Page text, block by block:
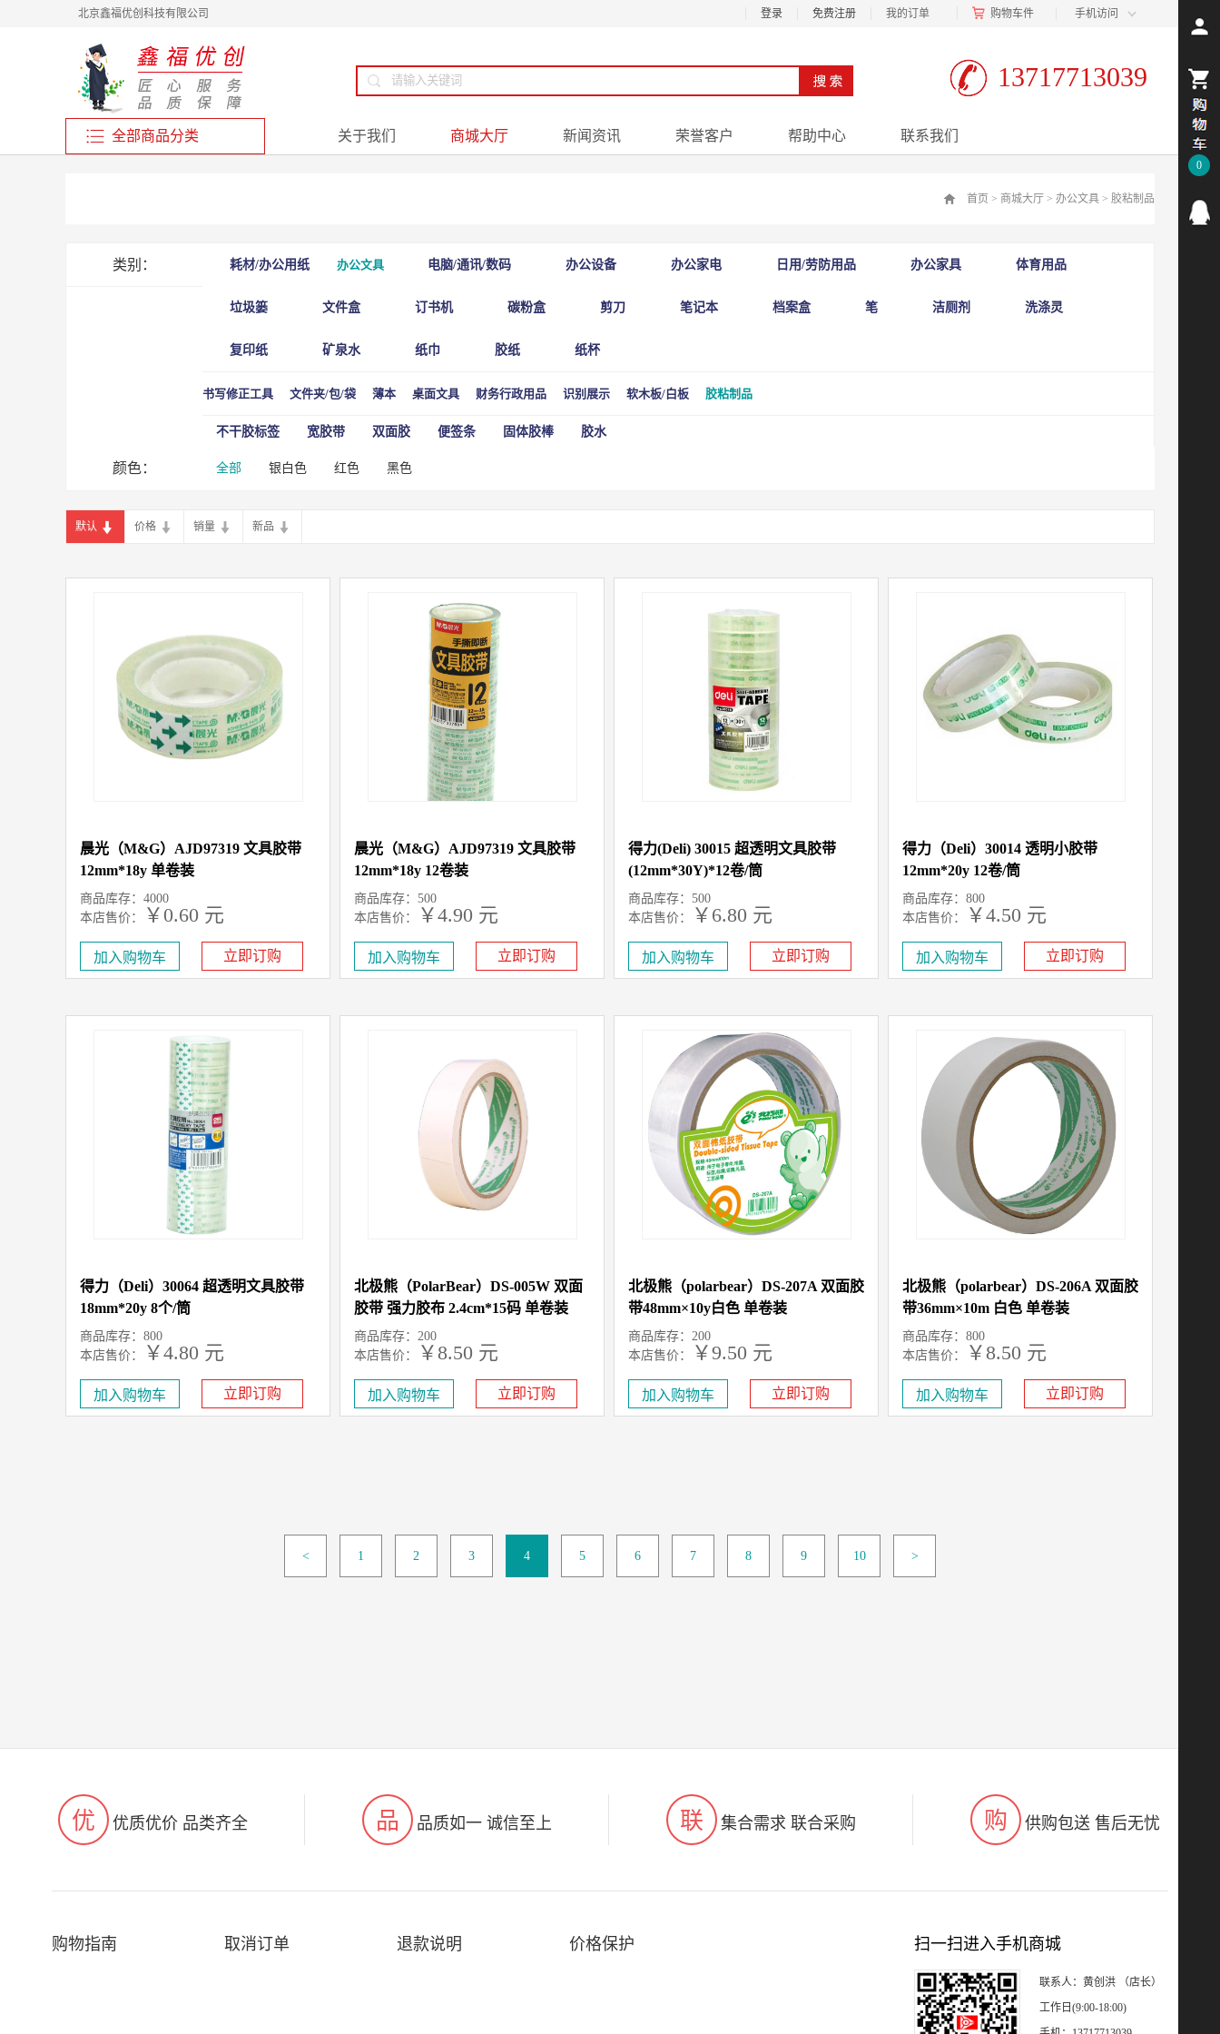
北京鑫福优创科技有限公司 手机访问
购物车件
我的订单
登录 免费注册
13717713039
全部商品分类 关于我们 商城大厅 新闻资讯 荣誉客户 帮助中心 联系我们
首页 > 商城大厅 > 办公文具 > 胶粘制品
类别： 耗材/办公用纸 办公文具
书写修正工具 文件夹/包/袋 薄本 桌面文具 财务行政用品 识别展示 软木板/白板 胶粘制品
不干胶标签 宽胶带 双面胶 便签条 固体胶棒 胶水
电脑/通讯/数码 办公设备 办公家电 日用/劳防用品 办公家具 体育用品
垃圾篓 文件盒 订书机 碳粉盒 剪刀 笔记本 档案盒 笔 洁厕剂 洗涤灵
复印纸 矿泉水 纸巾 胶纸 纸杯
颜色： 全部 银白色 红色 黑色
默认 价格 销量 新品
晨光（M&G）AJD97319 文具胶带
12mm*18y 单卷装
商品库存：4000
本店售价：
￥0.60 元
立即订购
晨光（M&G）AJD97319 文具胶带
12mm*18y 12卷装
商品库存：500
本店售价：
￥4.90 元
立即订购
得力(Deli) 30015 超透明文具胶带
(12mm*30Y)*12卷/筒
商品库存：500
本店售价：
￥6.80 元
立即订购
得力（Deli）30014 透明小胶带
12mm*20y 12卷/筒
商品库存：800
本店售价：
￥4.50 元
立即订购
得力（Deli）30064 超透明文具胶带
18mm*20y 8个/筒
商品库存：800
本店售价：
￥4.80 元
立即订购
北极熊（PolarBear）DS-005W 双面
胶带 强力胶布 2.4cm*15码 单卷装
商品库存：200
本店售价：
￥8.50 元
立即订购
北极熊（polarbear）DS-207A 双面胶
带48mm×10y白色 单卷装
商品库存：200
本店售价：
￥9.50 元
立即订购
北极熊（polarbear）DS-206A 双面胶
带36mm×10m 白色 单卷装
商品库存：800
本店售价：
￥8.50 元
立即订购
< 1 2 3 4 5 6 7 8 9 10 >
优 优质优价 品类齐全 品 品质如一 诚信至上 联 集合需求 联合采购 购 供购包送 售后无忧
购物指南 取消订单 退款说明 价格保护 扫一扫进入手机商城
联系人：黄创洪 （店长）
工作日(9:00-18:00)
0